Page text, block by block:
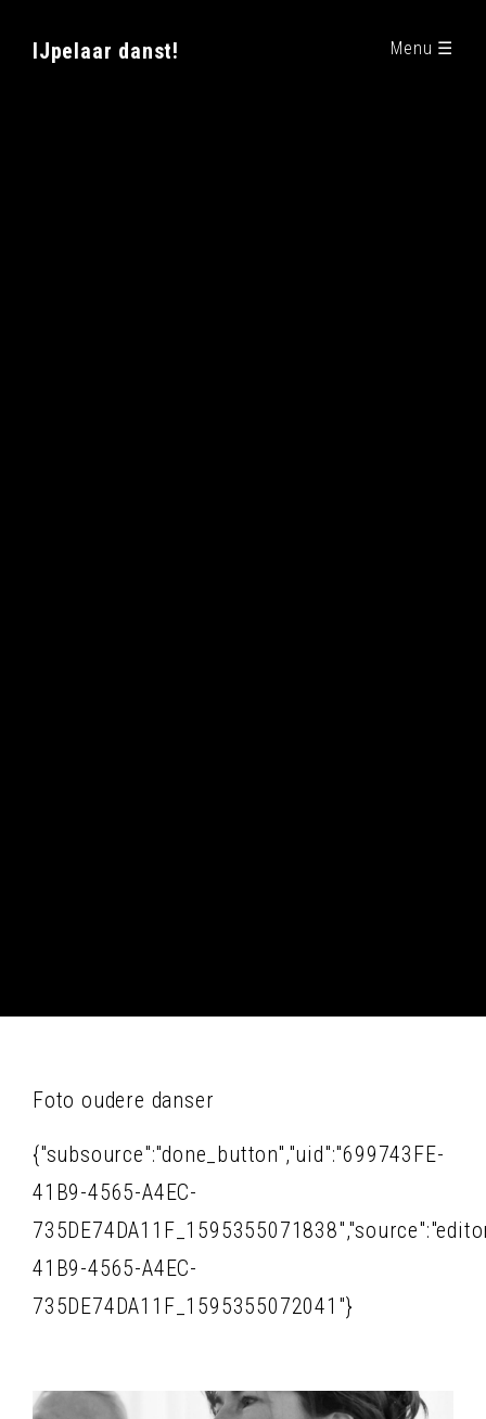
IJpelaar danst! Menu ☰
Foto oudere danser
{"subsource":"done_button","uid":"699743FE-
41B9-4565-A4EC-
41B9-4565-A4EC-
735DE74DA11F_1595355072041"}